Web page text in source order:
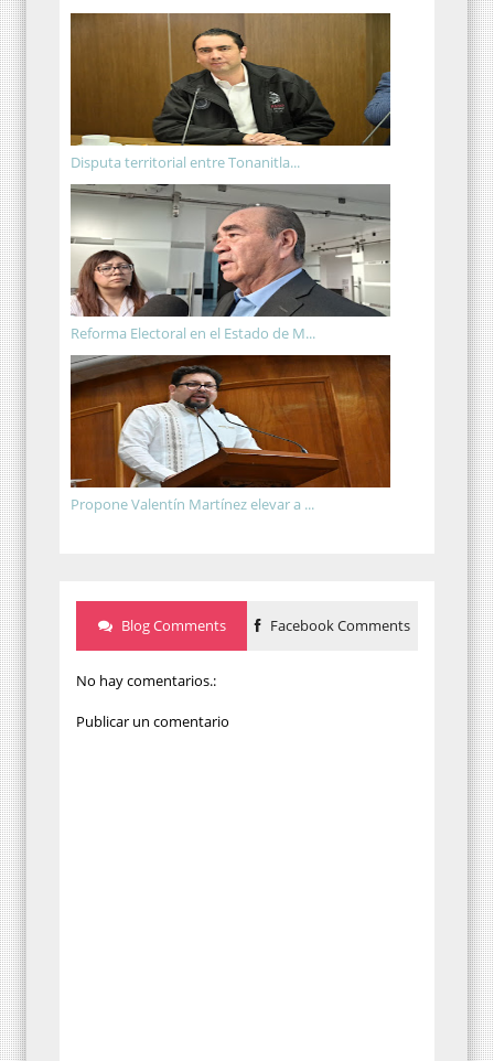
Disputa territorial entre Tonanitla...
Reforma Electoral en el Estado de M...
Propone Valentín Martínez elevar a ...
Blog Comments Facebook Comments
No hay comentarios.:
Publicar un comentario